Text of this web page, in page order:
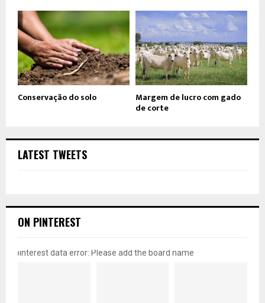
Conservação do solo Margem de lucro com gado
de corte
LATEST TWEETS
ON PINTEREST
pinterest data error: Please add the board name